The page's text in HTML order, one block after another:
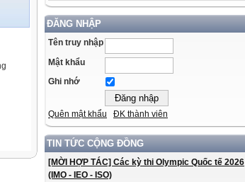
ĐĂNG NHẬP
Tên truy nhập
Mật khẩu
Ghi nhớ
Quên mật khẩu ĐK thành viên
TIN TỨC CỘNG ĐỒNG
[MỜI HỢP TÁC] Các kỳ thi Olympic Quốc tế 2026
(IMO - IEO - ISO)